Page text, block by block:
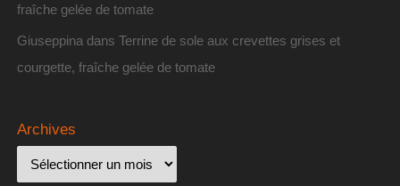
fraîche gelée de tomate
Giuseppina dans Terrine de sole aux crevettes grises et
courgette, fraîche gelée de tomate
Archives